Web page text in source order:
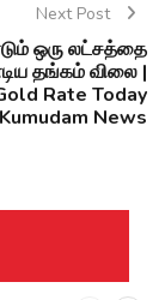
Next Post
ஒரு லட்சத்தை
தங்கம் விலை |
Rate Today
Kumudam News